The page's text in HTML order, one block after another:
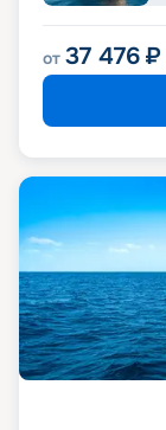
от 37 476 ₽